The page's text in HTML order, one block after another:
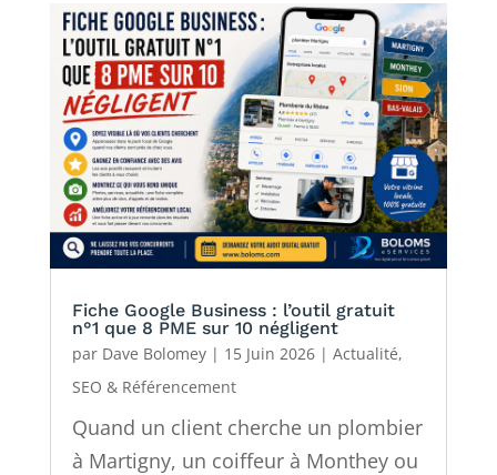
Fiche Google Business : l’outil gratuit
n°1 que 8 PME sur 10 négligent
par Dave Bolomey| 15 Juin 2026| Actualité,
SEO & Référencement
Quand un client cherche un plombier
à Martigny, un coiffeur à Monthey ou